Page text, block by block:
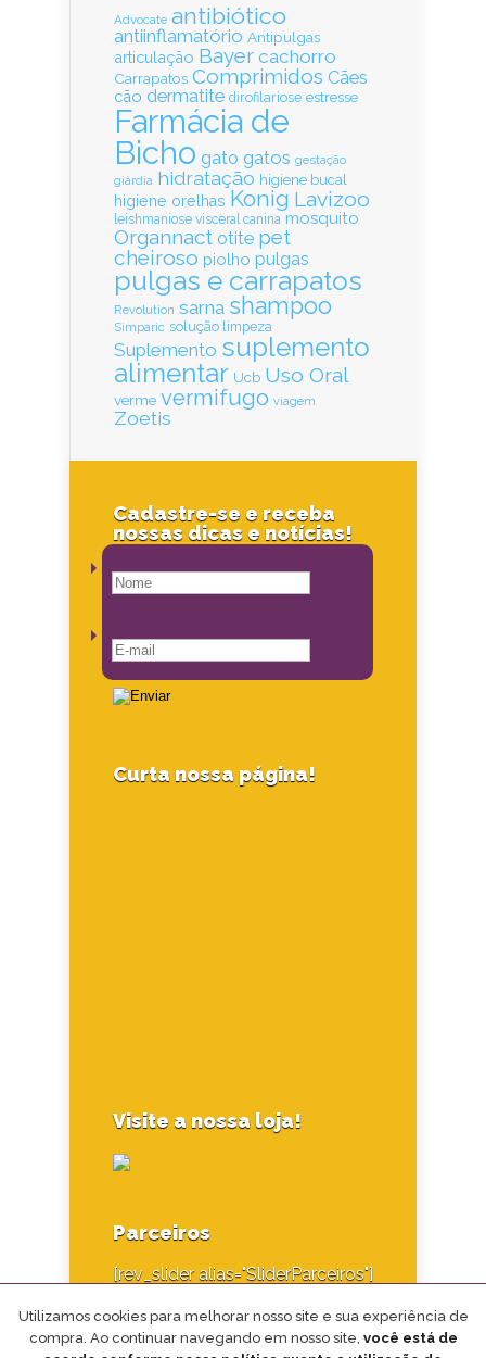
Advocate antibiótico
antiinflamatório Antipulgas
articulação Bayer cachorro
Carrapatos Comprimidos Cães
cão dermatite dirofilariose estresse
Farmácia de
Bicho gato gatos gestação
giárdia hidratação higiene bucal
higiene orelhas Konig Lavizoo
leishmaniose visceral canina mosquito
Organnact otite pet
cheiroso piolho pulgas
pulgas e carrapatos
Revolution sarna shampoo
Simparic solução limpeza
Suplemento suplemento
alimentar Ucb Uso Oral
verme vermifugo viagem
Zoetis
Cadastre-se e receba
nossas dicas e notícias!
Curta nossa página!
Visite a nossa loja!
Parceiros
[rev_slider alias="SliderParceiros"]
Utilizamos cookies para melhorar nosso site e sua experiência de
compra. Ao continuar navegando em nosso site, você está de